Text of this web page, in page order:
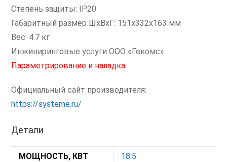
Степень защиты: IP20
Габаритный размер ШхВхГ: 151x332x163 мм
Вес: 4.7 кг
Инжиниринговые услуги ООО «Гекомс»:
Параметрирование и наладка
Официальный сайт производителя:
https://systeme.ru/
Детали
МОЩНОСТЬ, КВТ 18.5